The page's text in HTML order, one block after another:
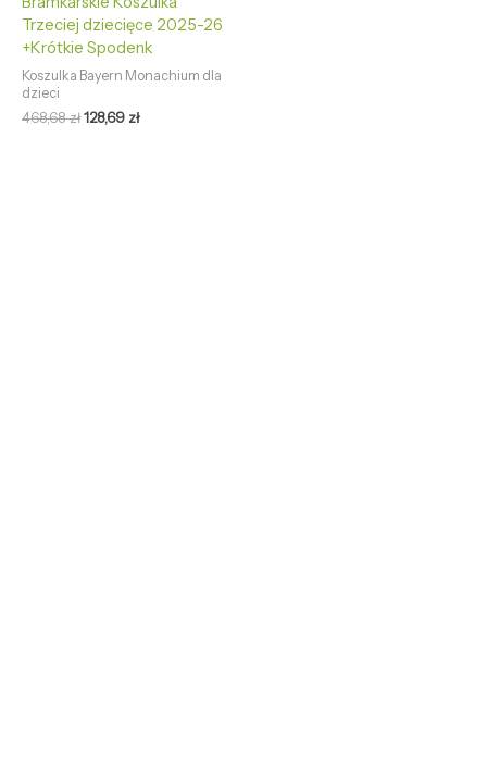
Trzeciej dziecięce 2025-26
+Krótkie Spodenk
Koszulka Bayern Monachium dla
dzieci
468,68zł128,69 zł